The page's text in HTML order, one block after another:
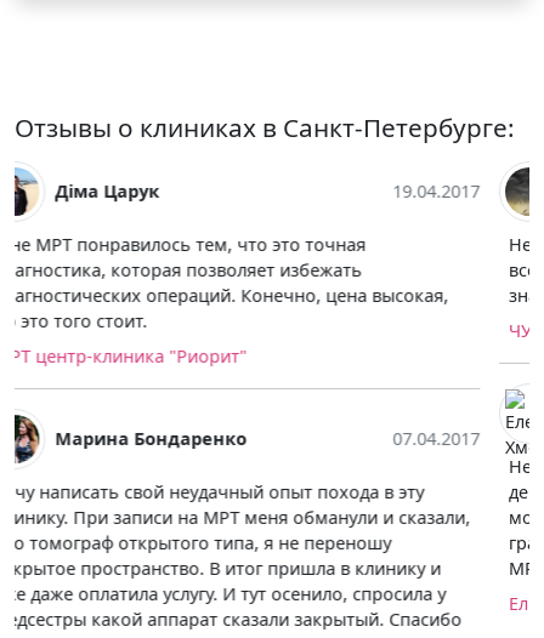
Отзывы о клиниках в Санкт-Петербурге:
Евгений Нагин 07.04.2017
Не первый раз прохожу диагностику в этой клинике,
всё как всегда отлично. Буду советовать своим
знакомым.
ЧУЗ "Клиническая больница "РЖД - Медицина"
29.04.2017
день попала, но врачи были не особо приветливые, и
молодые девочки, мне показались совсем не
грамотными, им бы ещё поучиться. После процедуры
МРТ ждала долго расшифровку.
Елизаветинская больница